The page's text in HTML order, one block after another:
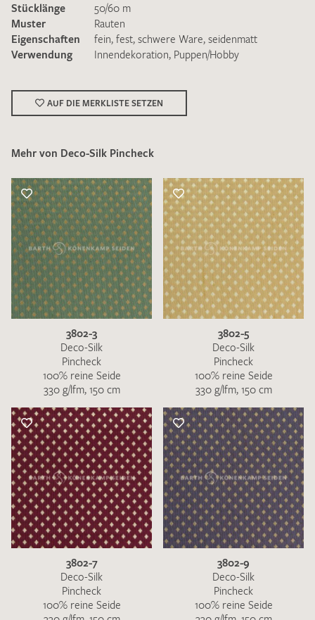
Ich bin damit einverstanden, dass meine angegebenen Daten
zur Beantwortung meiner Musteranfrage genutzt werden.
genommen und akzeptiere diese.
MUSTERANFRAGE SENDEN
Stücklänge
50/60 m
Muster
Rauten
Eigenschaften
fein, fest, schwere Ware, seidenmatt
Verwendung
Innendekoration, Puppen/Hobby
AUF DIE MERKLISTE SETZEN
Mehr von Deco-Silk Pincheck
3802-3
Deco-Silk
Pincheck
100% reine Seide
330 g/lfm, 150 cm
3802-5
Deco-Silk
Pincheck
100% reine Seide
330 g/lfm, 150 cm
3802-7
Deco-Silk
Pincheck
100% reine Seide
3802-9
Deco-Silk
Pincheck
100% reine Seide